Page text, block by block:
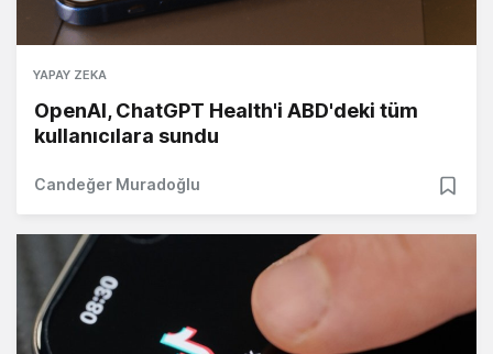
YAPAY ZEKA
OpenAI, ChatGPT Health'i ABD'deki tüm
kullanıcılara sundu
Candeğer Muradoğlu